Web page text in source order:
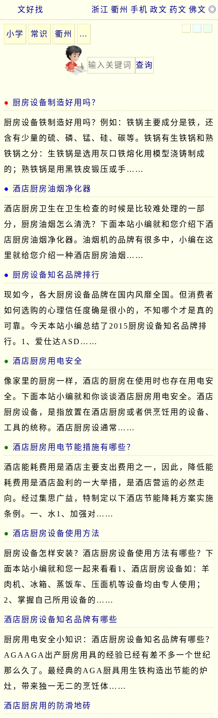
文好找 ◎
佛文
药文
政文
手机
衢州
浙江
小学 常识 衢州 …
厨房设备制造好用吗？
厨房设备铁制造好用吗？例如：铁锅主要成分是铁，还
含有少量的硫、磷、锰、硅、碳等。铁锅有生铁锅和熟
铁锅之分：生铁锅是选用灰口铁熔化用模型浇铸制成
的；熟铁锅是用黑铁皮锻压或手……
酒店厨房油烟净化器
酒店厨房卫生在卫生检查的时候是比较难处理的一部
分，厨房油烟怎么清洗？下面本站小编就和您介绍下酒
店厨房油烟净化器。油烟机的品牌有很多中，小编在这
里就给您介绍一种酒店厨房油烟……
厨房设备知名品牌排行
现如今，各大厨房设备品牌在国内风靡全国。但消费者
如何选购的心理信任度确是很小的，不知哪个才是真的
可靠。今天本站小编总结了2015厨房设备知名品牌排
行。1、爱仕达ASD……
酒店厨房用电安全
像家里的厨房一样，酒店的厨房在使用时也存在用电安
全。下面本站小编就和你谈谈酒店厨房用电安全。酒店
厨房设备，是指放置在酒店厨房或者供烹饪用的设备、
工具的统称。酒店厨房设通常……
酒店厨房用电节能措施有哪些？
酒店能耗费用是酒店主要支出费用之一，因此，降低能
耗费用是酒店盈利的一大举措，是酒店营运的必然走
向。经过集思广益，特制定以下酒店节能降耗方案实施
条例。一、水1、加强对……
酒店厨房设备使用方法
厨房设备怎样安装？酒店厨房设备使用方法有哪些？下
面本站小编就和您一起来看看1、酒店厨房设备如：羊
肉机、冰箱、蒸饭车、压面机等设备均由专人使用；
2、掌握自己所用设备的……
酒店厨房设备知名品牌有哪些
厨房用电安全小知识：酒店厨房设备知名品牌有哪些？
AGAAGA出产厨房用具的经验已经有差不多一个世纪
那么久了。最经典的AGA厨具用生铁构造出节能的炉
灶，带来独一无二的烹饪体……
酒店厨房用的防滑地砖